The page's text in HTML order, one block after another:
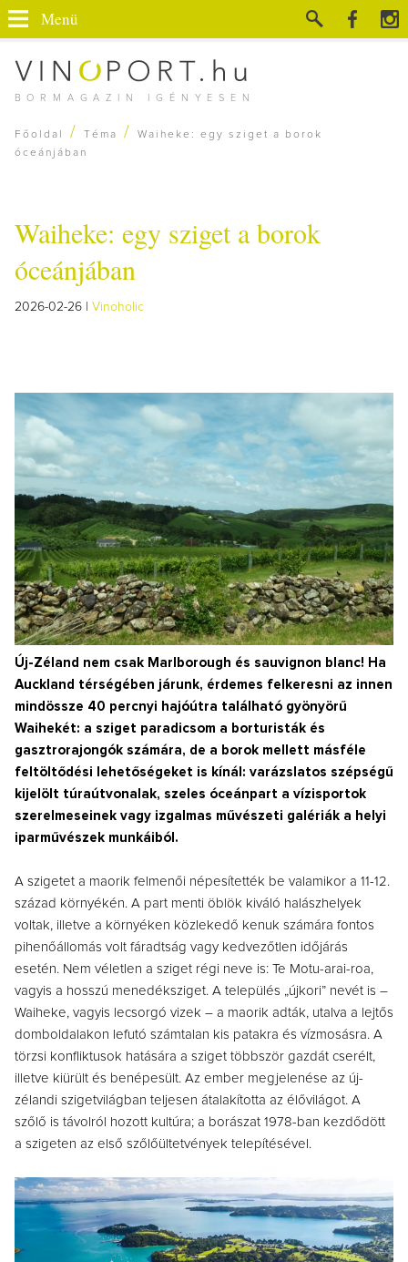
BORMAGAZIN IGÉNYESEN
Menü
Főoldal / Téma /
Waiheke: egy sziget a borok
óceánjában
Waiheke: egy sziget a borok
óceánjában
2026-02-26 | Vinoholic
Új-Zéland nem csak Marlborough és sauvignon blanc! Ha
Auckland térségében járunk, érdemes felkeresni az innen
mindössze 40 percnyi hajóútra található gyönyörű
Waihekét: a sziget paradicsom a borturisták és
gasztrorajongók számára, de a borok mellett másféle
feltöltődési lehetőségeket is kínál: varázslatos szépségű
kijelölt túraútvonalak, szeles óceánpart a vízisportok
szerelmeseinek vagy izgalmas művészeti galériák a helyi
iparművészek munkáiból.
A szigetet a maorik felmenői népesítették be valamikor a 11-12.
század környékén. A part menti öblök kiváló halászhelyek
voltak, illetve a környéken közlekedő kenuk számára fontos
pihenőállomás volt fáradtság vagy kedvezőtlen időjárás
esetén. Nem véletlen a sziget régi neve is: Te Motu-arai-roa,
vagyis a hosszú menedéksziget. A település „újkori” nevét is –
Waiheke, vagyis lecsorgó vizek – a maorik adták, utalva a lejtős
domboldalakon lefutó számtalan kis patakra és vízmosásra. A
törzsi konfliktusok hatására a sziget többször gazdát cserélt,
illetve kiürült és benépesült. Az ember megjelenése az új-
zélandi szigetvilágban teljesen átalakította az élővilágot. A
szőlő is távolról hozott kultúra; a borászat 1978-ban kezdődött
a szigeten az első szőlőültetvények telepítésével.